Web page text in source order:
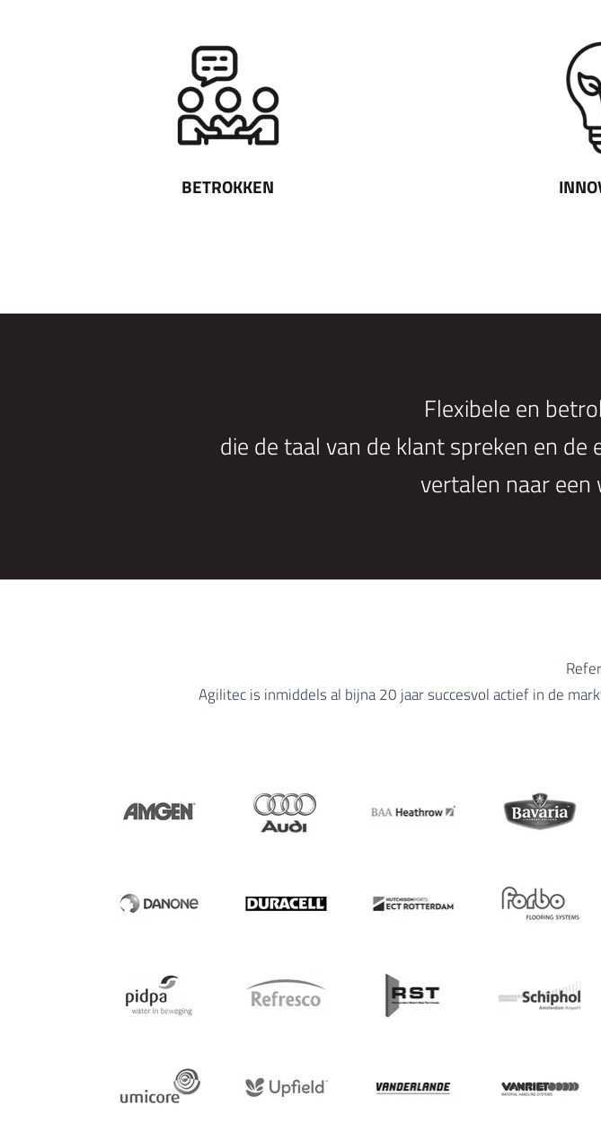
BETROKKEN
Flexibele en
die de taal van de klant spreken en
vertalen naar
Agilitec is inmiddels al bijna 20 jaar succesvol actief in de